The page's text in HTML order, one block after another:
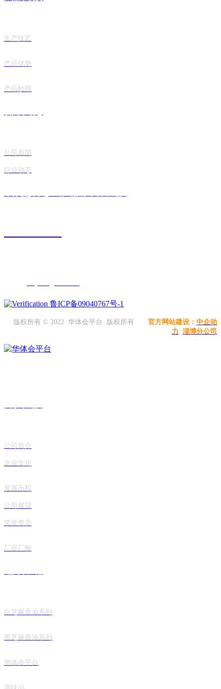
生产技艺
产品优势
产品妙用
公司新闻
行业动态
鲁ICP备09040767号-1
版权所有 © 2022 华体会平台 版权所有 官方网站建设： 中企动
力 淄博分公司
公司简介
企业文化
发展历程
公司展望
荣誉资质
厂容厂貌
白芝麻香油系列
黑芝麻香油系列
华体会平台